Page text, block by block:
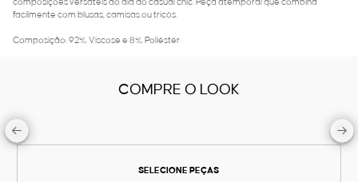
composições versáteis do dia ao casual chic. Peça atemporal que combina
facilmente com blusas, camisas ou tricôs.
Composição: 92% Viscose e 8% Poliéster
COMPRE O LOOK
SELECIONE PEÇAS